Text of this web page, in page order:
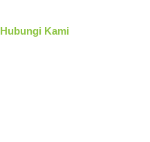
Hubungi Kami